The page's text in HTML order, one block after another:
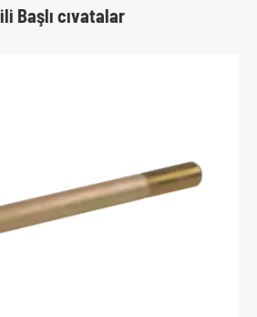
Başlı cıvatalar